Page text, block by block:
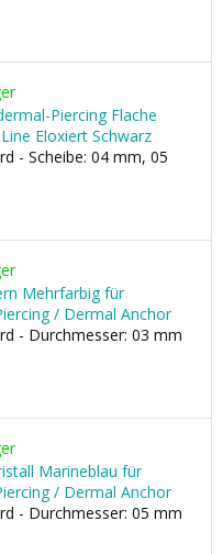
Piercing Flache
Eloxiert Schwarz
- Scheibe: 04 mm, 05
Mehrfarbig für
/ Dermal Anchor
- Durchmesser: 03 mm
Marineblau für
/ Dermal Anchor
- Durchmesser: 05 mm